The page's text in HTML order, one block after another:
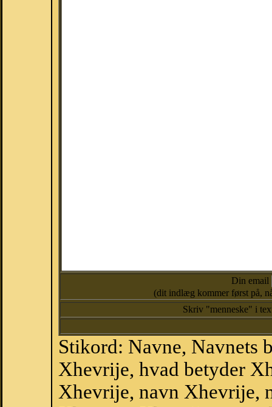
Din email
(dit indlæg kommer først på,
Skriv "menneske" i
Stikord: Navne, Navnets
Xhevrije, hvad betyder
Xhevrije, navn Xhevrije,